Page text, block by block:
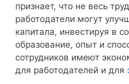
признает, что не весь
работодатели могут
капитала, инвестируя в
образование, опыт и
сотрудников имеют
для работодателей и для